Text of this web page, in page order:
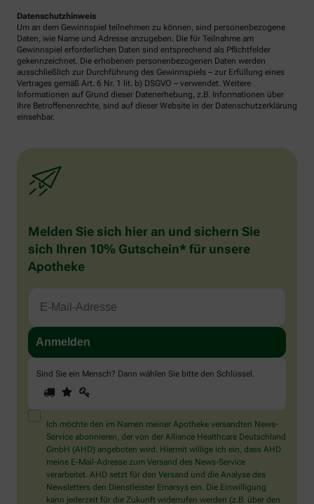
Datenschutzhinweis
Um an dem Gewinnspiel teilnehmen zu können, sind personenbezogene
Daten, wie Name und Adresse anzugeben. Die für Teilnahme am
Gewinnspiel erforderlichen Daten sind entsprechend als Pflichtfelder
gekennzeichnet. Die erhobenen personenbezogenen Daten werden
ausschließlich zur Durchführung des Gewinnspiels – zur Erfüllung eines
Vertrages gemäß Art. 6 Nr. 1 lit. b) DSGVO – verwendet. Weitere
Informationen auf Grund dieser Datenerhebung, z.B. Informationen über
Ihre Betroffenenrechte, sind auf dieser Website in der Datenschutzerklärung
einsehbar.
Melden Sie sich hier an und sichern Sie
sich Ihren 10% Gutschein* für unsere
Apotheke
Sind Sie ein Mensch? Dann wählen Sie bitte den Schlüssel .
Sind
Sie
ein
Mensch?
Dann
wählen
Sie
bitte
den
Schlüssel.
1 2
Ich möchte den im Namen meiner Apotheke versandten News-
Service abonnieren, der von der Alliance Healthcare Deutschland
GmbH (AHD) angeboten wird. Hiermit willige ich ein, dass AHD
meine E-Mail-Adresse zum Versand des News-Service
verarbeitet. AHD setzt für den Versand und die Analyse des
Newsletters den Dienstleister Emarsys ein. Die Einwilligung
kann jederzeit für die Zukunft widerrufen werden (z.B. über den